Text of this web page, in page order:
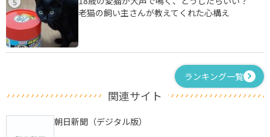
老猫の飼い主さんが教えてくれた心構え
ランキング一覧
関連サイト
朝日新聞（デジタル版）